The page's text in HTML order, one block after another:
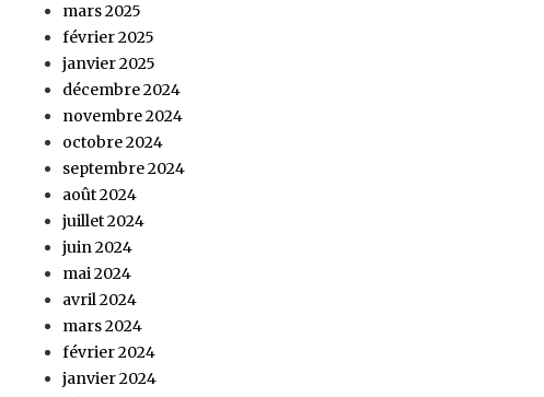
mars 2025
février 2025
janvier 2025
décembre 2024
novembre 2024
octobre 2024
septembre 2024
août 2024
juillet 2024
juin 2024
mai 2024
avril 2024
mars 2024
février 2024
janvier 2024